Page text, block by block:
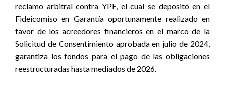
reclamo arbitral contra YPF, el cual se depositó en el
Fideicomiso en Garantía oportunamente realizado en
favor de los acreedores financieros en el marco de la
Solicitud de Consentimiento aprobada en julio de 2024,
garantiza los fondos para el pago de las obligaciones
reestructuradas hasta mediados de 2026.